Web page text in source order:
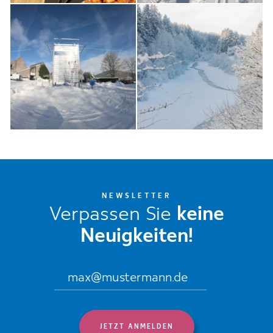
NEWSLETTER
Verpassen Sie keine
Neuigkeiten!